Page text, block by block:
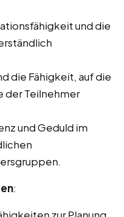
und die
die Fähigkeit, auf die
der Teilnehmer
und Geduld im
: